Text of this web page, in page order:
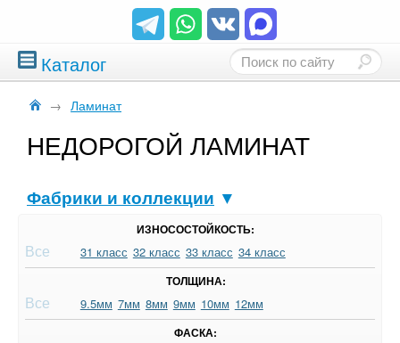
Каталог
→ Ламинат
НЕДОРОГОЙ ЛАМИНАТ
Фабрики и коллекции ▼
ИЗНОСОСТОЙКОСТЬ:
Все 31 класс 32 класс 33 класс 34 класс
ТОЛЩИНА:
Все 9.5мм 7мм 8мм 9мм 10мм 12мм
ФАСКА: